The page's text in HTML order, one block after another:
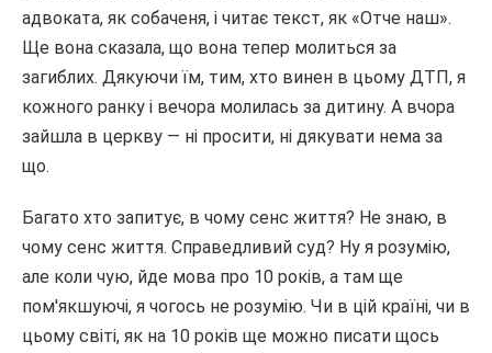
адвоката, як собаченя, і читає текст, як «Отче наш».
Ще вона сказала, що вона тепер молиться за
загиблих. Дякуючи їм, тим, хто винен в цьому ДТП, я
кожного ранку і вечора молилась за дитину. А вчора
зайшла в церкву — ні просити, ні дякувати нема за
що.
Багато хто запитує, в чому сенс життя? Не знаю, в
чому сенс життя. Справедливий суд? Ну я розумію,
але коли чую, йде мова про 10 років, а там ще
пом'якшуючі, я чогось не розумію. Чи в цій країні, чи в
цьому світі, як на 10 років ще можно писати щось